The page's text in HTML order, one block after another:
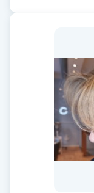
Fransk manikyr
Frekvensterapi
Friskvårdsmassage